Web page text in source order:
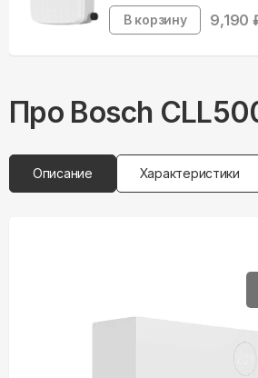
В корзину 9,190
Про Bosch
Описание Характеристики